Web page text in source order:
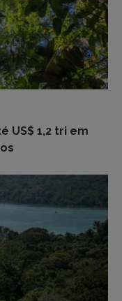
US$ 1,2 tri em